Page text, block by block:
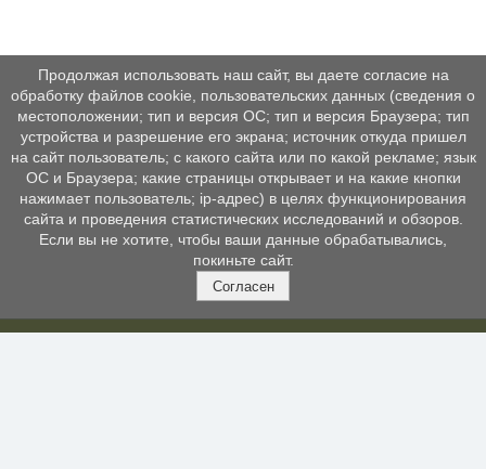
Продолжая использовать наш сайт, вы даете согласие на
обработку файлов cookie, пользовательских данных (сведения о
местоположении; тип и версия ОС; тип и версия Браузера; тип
устройства и разрешение его экрана; источник откуда пришел
на сайт пользователь; с какого сайта или по какой рекламе; язык
ОС и Браузера; какие страницы открывает и на какие кнопки
нажимает пользователь; ip-адрес) в целях функционирования
сайта и проведения статистических исследований и обзоров.
Если вы не хотите, чтобы ваши данные обрабатывались,
покиньте сайт.
Согласен